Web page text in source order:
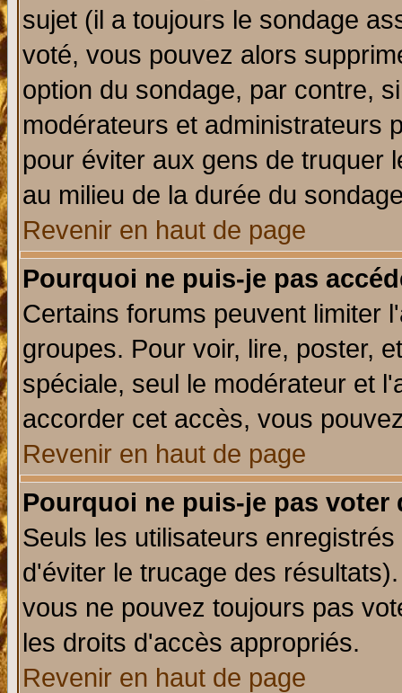
sujet (il a toujours le sondage
voté, vous pouvez alors
option du sondage, par contre,
modérateurs et administrateurs
pour éviter aux gens de truquer
au milieu de la durée du
Revenir en haut de page
Pourquoi ne puis-je pas
Certains forums peuvent limiter
groupes. Pour voir, lire, poster,
spéciale, seul le modérateur et
accorder cet accès, vous
Revenir en haut de page
Pourquoi ne puis-je pas voter
Seuls les utilisateurs
d'éviter le trucage des
vous ne pouvez toujours pas
les droits d'accès appropriés.
Revenir en haut de page